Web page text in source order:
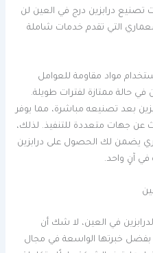
تصنيع درابزين درج في العين لن
التي تقدم خدمات شاملة
مواد مقاومة للعوامل
في حالة ممتازة لفترات طويلة.
بعد تصنيعه مباشرة، مما يوفر
عن جهات متعددة للتنفيذ. لذلك،
يضمن لك الحصول على درابزين
في آنٍ واحد.
في العين، لا شك أن
بفضل خبرتها الواسعة في مجال